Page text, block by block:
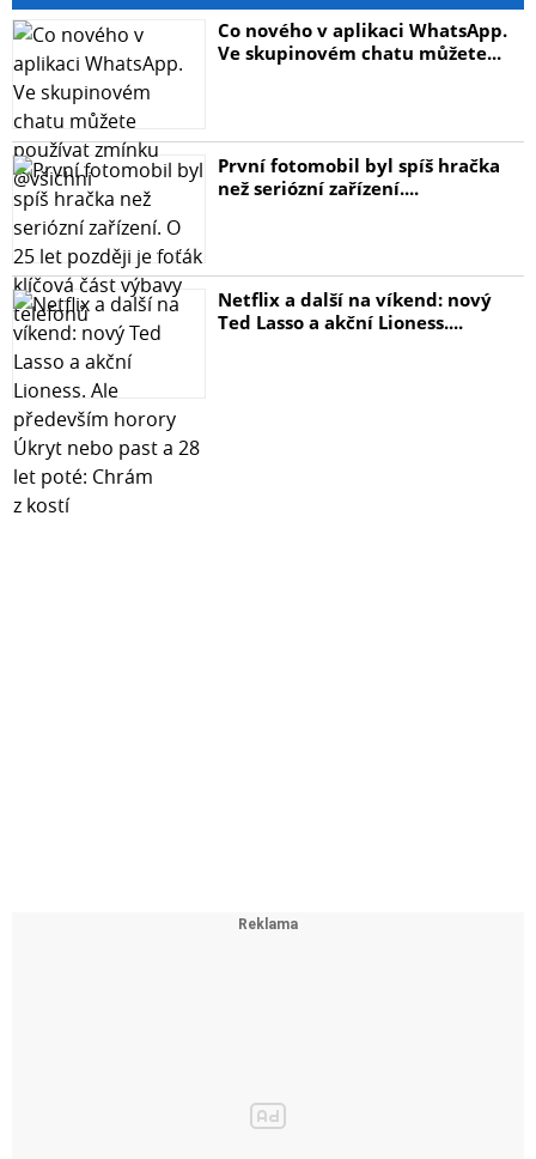
Co nového v aplikaci WhatsApp.
Ve skupinovém chatu můžete...
První fotomobil byl spíš hračka
než seriózní zařízení....
Netflix a další na víkend: nový
Ted Lasso a akční Lioness....